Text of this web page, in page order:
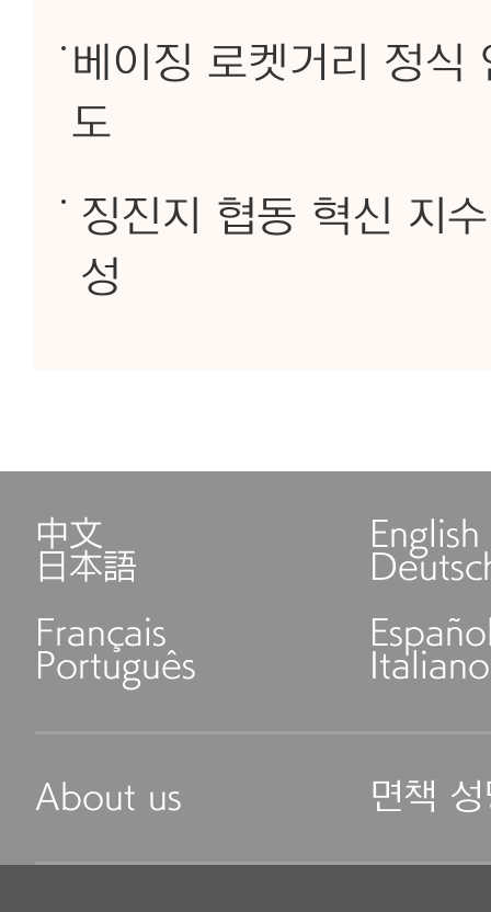
베이징 로켓거리 정식
도
징진지 협동 혁신 지
성
中文 English
日本語
Français
Português Italiano
About us 면책